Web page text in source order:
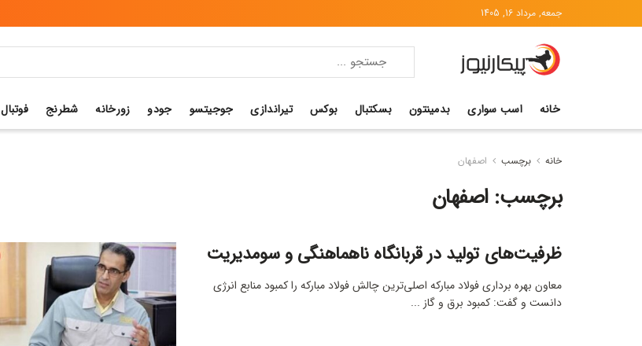
جمعه, مرداد 16, 1405
خانه اسب سواری بدمینتون بسکتبال بوکس تیراندازی جوجیتسو جودو زورخانه شطرنج فوتبال
خانه برچسب اصفهان
برچسب:اصفهان
ظرفیت‌های تولید در قربانگاه ناهماهنگی و سومدیریت
معاون بهره برداری فولاد مبارکه اصلی‌ترین چالش فولاد مبارکه را کمبود منابع انرژی
دانست و گفت: کمبود برق و گاز ...